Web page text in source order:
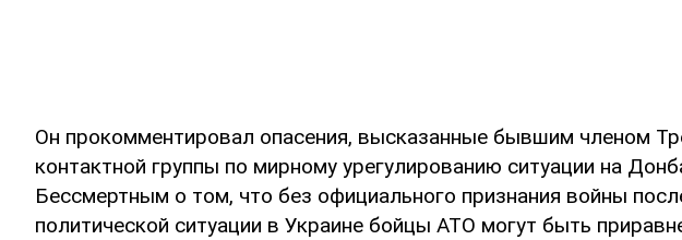
Он прокомментировал опасения, высказанные бывшим членом
контактной группы по мирному урегулированию ситуации на
Бессмертным о том, что без официального признания войны
политической ситуации в Украине бойцы АТО могут быть